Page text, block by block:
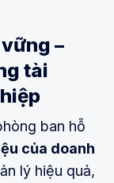
–
tài
ban hỗ
của doanh
lý hiệu quả,